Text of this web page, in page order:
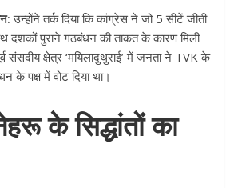
उन्होंने तर्क दिया कि कांग्रेस ने जो 5 सीटें जीती
दशकों पुराने गठबंधन की ताकत के कारण मिली
क्षेत्र ‘मयिलादुथुराई’ में जनता ने TVK के
के पक्ष में वोट दिया था।
के सिद्धांतों का